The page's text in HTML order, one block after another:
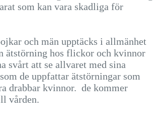
som kan vara skadliga för
och män upptäcks i allmänhet
ätstörning hos flickor och kvinnor
svårt att se allvaret med sina
de uppfattar ätstörningar som
drabbar kvinnor. de kommer
vården.